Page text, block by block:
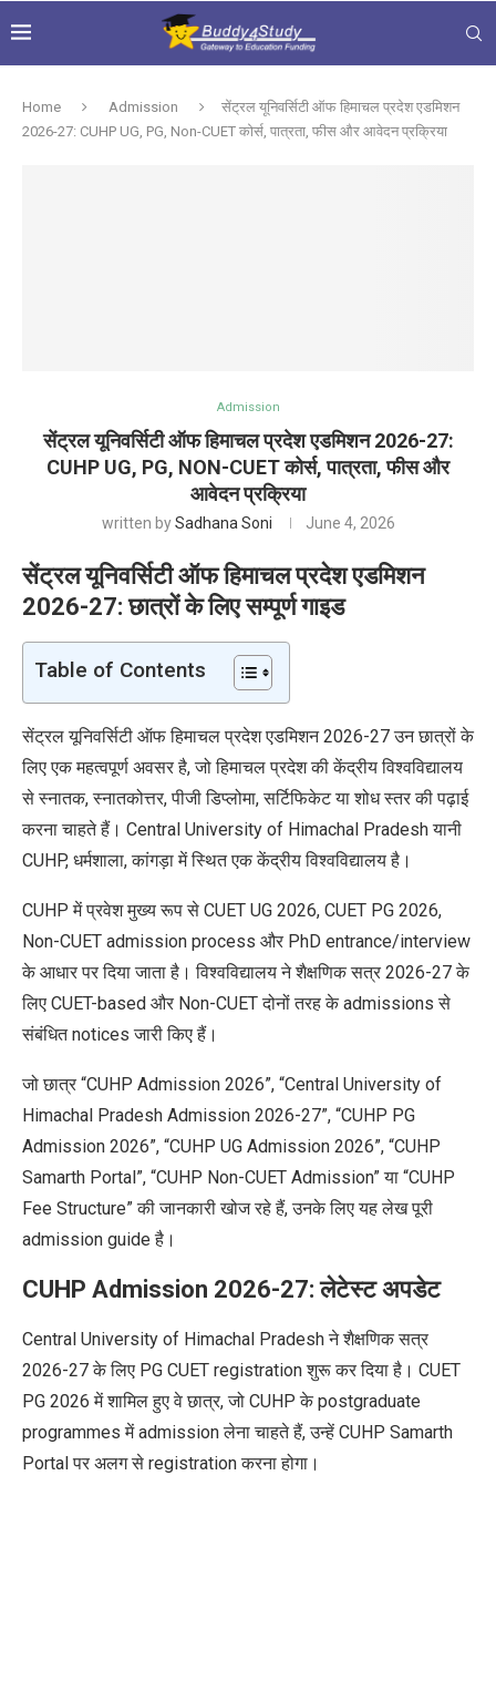
Home Admission
सेंट्रल यूनिवर्सिटी ऑफ हिमाचल प्रदेश एडमिशन
2026-27: CUHP UG, PG, Non-CUET कोर्स, पात्रता, फीस और आवेदन प्रक्रिया
Admission
सेंट्रल यूनिवर्सिटी ऑफ हिमाचल प्रदेश एडमिशन 2026-27:
CUHP UG, PG, NON-CUET कोर्स, पात्रता, फीस और
आवेदन प्रक्रिया
written bySadhana Soni June 4, 2026
सेंट्रल यूनिवर्सिटी ऑफ हिमाचल प्रदेश एडमिशन
2026-27: छात्रों के लिएसम्पूर्ण गाइड
Table of Contents
सेंट्रल यूनिवर्सिटी ऑफ हिमाचल प्रदेश एडमिशन 2026-27 उन छात्रों के
लिए एक महत्वपूर्ण अवसर है, जो हिमाचल प्रदेश की केंद्रीय विश्वविद्यालय
से स्नातक, स्नातकोत्तर, पीजी डिप्लोमा, सर्टिफिकेट या शोध स्तर की पढ़ाई
करना चाहते हैं। Central University of Himachal Pradesh यानी
CUHP, धर्मशाला, कांगड़ा में स्थित एक केंद्रीय विश्वविद्यालय है।
CUHP में प्रवेश मुख्य रूप से CUET UG 2026, CUET PG 2026,
Non-CUET admission process और PhD entrance/interview
के आधार पर दिया जाता है। विश्वविद्यालय ने शैक्षणिक सत्र 2026-27 के
लिए CUET-based और Non-CUET दोनों तरह के admissions से
संबंधित notices जारी किए हैं।
जो छात्र “CUHP Admission 2026”, “Central University of
Himachal Pradesh Admission 2026-27”, “CUHP PG
Admission 2026”, “CUHP UG Admission 2026”, “CUHP
Samarth Portal”, “CUHP Non-CUET Admission” या “CUHP
Fee Structure”की जानकारीखोज रहे हैं, उनके लिए यह लेख पूरी
admission guide है।
CUHP Admission 2026-27: लेटेस्ट अपडेट
Central University of Himachal Pradesh ने शैक्षणिक सत्र
2026-27 के लिए PG CUET registration शुरू कर दिया है। CUET
PG 2026 में शामिल हुए वे छात्र, जो CUHP के postgraduate
programmes में admission लेना चाहते हैं, उन्हें CUHP Samarth
Portal पर अलग से registration करना होगा।